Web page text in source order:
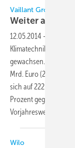
Vaillant Group
Weiter auf
12.05.2014 -
gewachsen. Die
Mrd. Euro (2012: 2,33
sich auf 222 Mio.
Prozent gegenüber
Vorjahreswert von
Wilo